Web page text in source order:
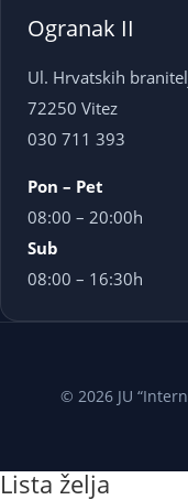
Ogranak II
Ul. Hrvatskih
72250 Vitez
030 711 393
Pon – Pet
08:00 – 20:00h
Sub
08:00 – 16:30h
© 2026 JU
Lista želja